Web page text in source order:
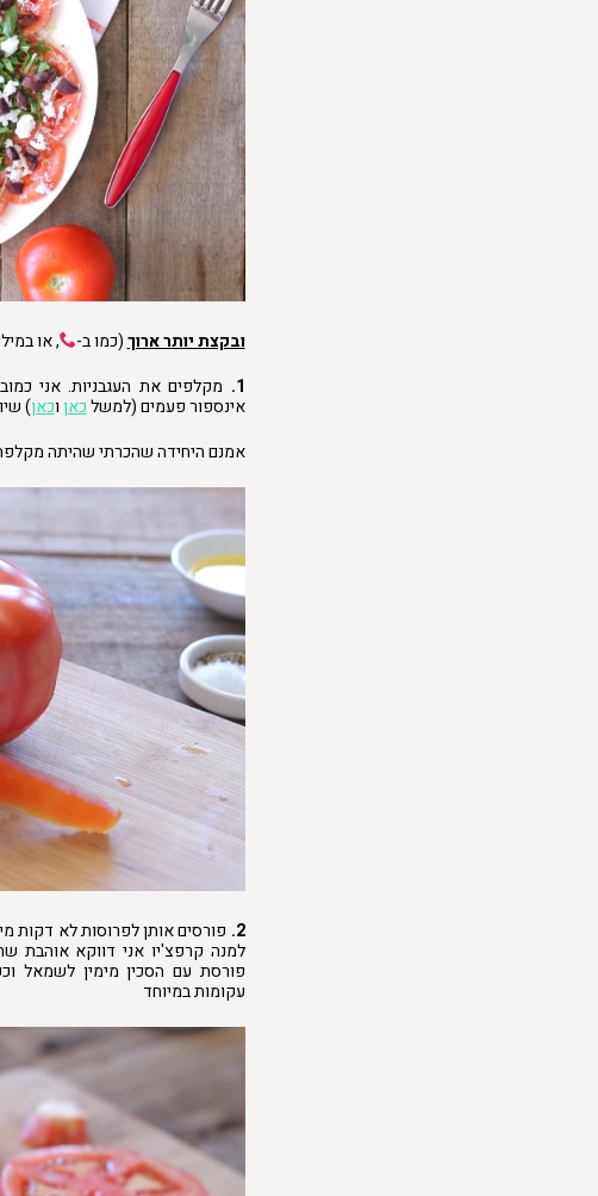
ובקצת יותר ארוך(כמו ב-
, או
1.
מקלפים את העגבניות. אני
אינספור פעמים (למשלכאןוכאן)
אמנם היחידה שהכרתי שהיתה
2. פורסים אותן לפרוסות לא דקות
למנה קרפצ'יו אני דווקא אוהבת
פורסת עם הסכין מימין לשמאל
עקומות במיוחד